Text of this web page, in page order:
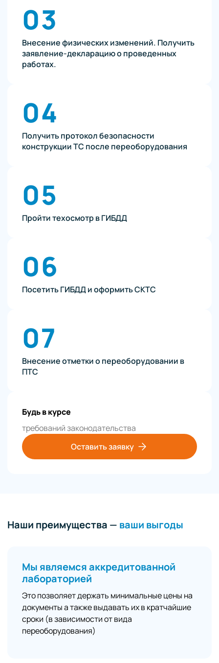
03
Внесение физических изменений. Получить
заявление-декларацию о проведенных
работах.
04
Получить протокол безопасности
конструкции ТС после переоборудования
05
Пройти техосмотр в ГИБДД
06
Посетить ГИБДД и оформить СКТС
07
Внесение отметки о переоборудовании в
ПТС
Будь в курсе
требований законодательства
Оставить заявку
Наши преимущества — ваши выгоды
Мы являемся аккредитованной
лабораторией
Это позволяет держать минимальные цены на
документы а также выдавать их в кратчайшие
сроки (в зависимости от вида
переоборудования)